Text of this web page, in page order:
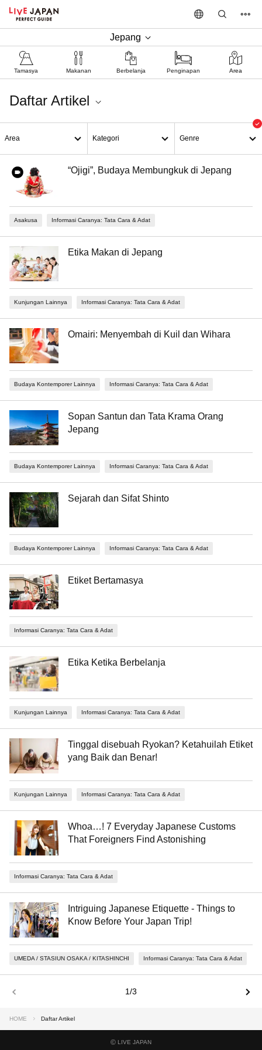
Jepang
Tamasya Makanan Berbelanja Penginapan Area
Daftar Artikel
Area Kategori Genre
“Ojigi”, Budaya Membungkuk di Jepang
Asakusa Informasi Caranya: Tata Cara & Adat
Etika Makan di Jepang
Kunjungan Lainnya Informasi Caranya: Tata Cara & Adat
Omairi: Menyembah di Kuil dan Wihara
Budaya Kontemporer Lainnya Informasi Caranya: Tata Cara & Adat
Sopan Santun dan Tata Krama Orang
Jepang
Budaya Kontemporer Lainnya Informasi Caranya: Tata Cara & Adat
Sejarah dan Sifat Shinto
Budaya Kontemporer Lainnya Informasi Caranya: Tata Cara & Adat
Etiket Bertamasya
Informasi Caranya: Tata Cara & Adat
Etika Ketika Berbelanja
Kunjungan Lainnya Informasi Caranya: Tata Cara & Adat
Tinggal disebuah Ryokan? Ketahuilah Etiket
yang Baik dan Benar!
Kunjungan Lainnya Informasi Caranya: Tata Cara & Adat
Whoa…! 7 Everyday Japanese Customs
That Foreigners Find Astonishing
Informasi Caranya: Tata Cara & Adat
Intriguing Japanese Etiquette - Things to
Know Before Your Japan Trip!
UMEDA / STASIUN OSAKA / KITASHINCHI Informasi Caranya: Tata Cara & Adat
1/3
HOME Daftar Artikel
© LIVE JAPAN